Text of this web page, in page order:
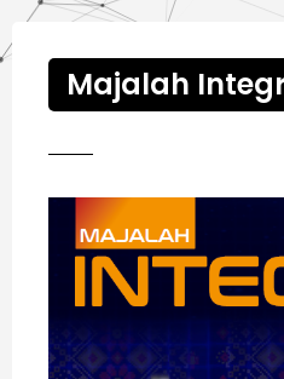
Majalah